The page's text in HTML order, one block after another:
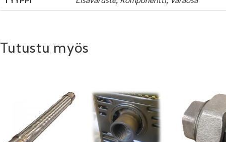
Tutustu myös